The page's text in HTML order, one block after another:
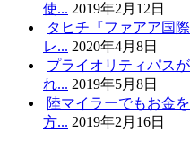
使... 2019年2月12日
タヒチ『ファアア国
レ... 2020年4月8日
プライオリティパス
れ... 2019年5月8日
陸マイラーでもお金
方... 2019年2月16日